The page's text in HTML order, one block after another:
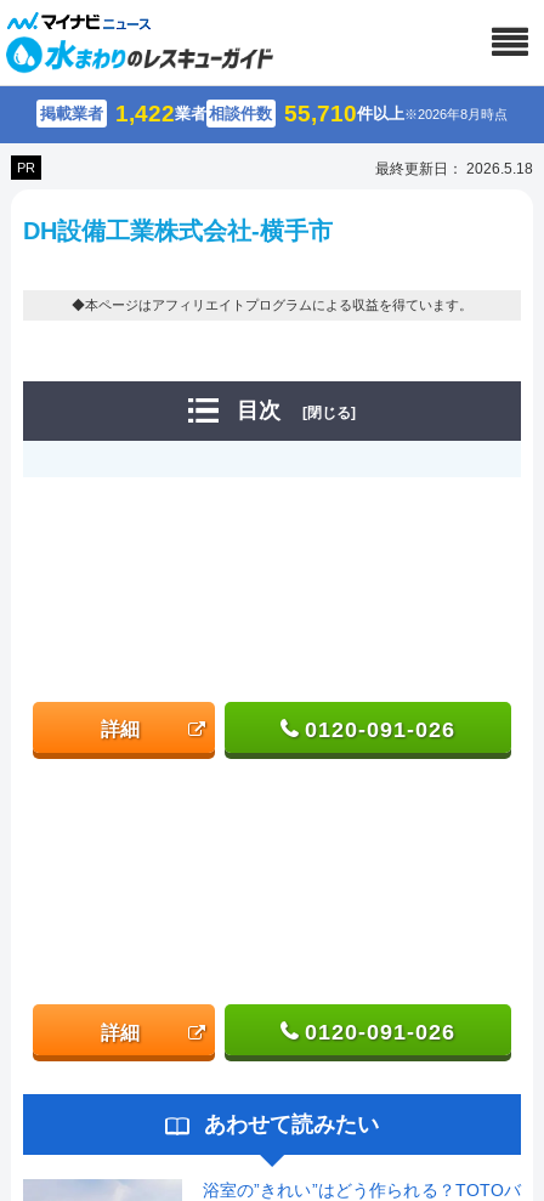
掲載業者 1,422業者相談件数 55,710件以上※2026年8月時点
PR 最終更新日： 2026.5.18
DH設備工業株式会社-横手市
◆本ページはアフィリエイトプログラムによる収益を得ています。
目次 [閉じる]
詳細 0120-091-026
詳細 0120-091-026
あわせて読みたい
浴室の”きれい”はどう作られる？TOTOバ